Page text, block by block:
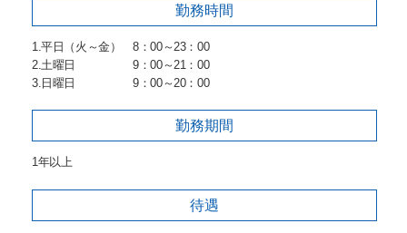
勤務時間
1.平日（火～金） 8：00～23：00
2.土曜日 9：00～21：00
3.日曜日 9：00～20：00
勤務期間
1年以上
待遇